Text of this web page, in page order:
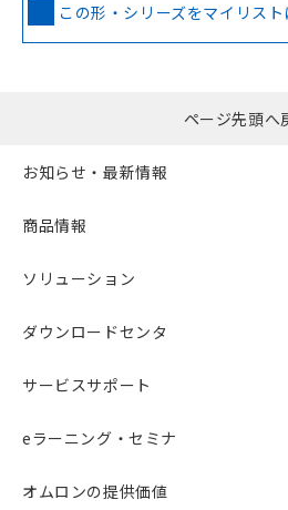
この形・シリーズをマイリス
ページ先頭へ
お知らせ・最新情報
商品情報
ソリューション
ダウンロードセンタ
サービスサポート
eラーニング・セミナ
オムロンの提供価値